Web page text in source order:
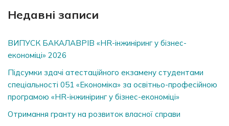
Недавні записи
ВИПУСК БАКАЛАВРІВ «HR-інжиніринг у бізнес-
економіці» 2026
Підсумки здачі атестаційного екзамену студентами
спеціальності 051 «Економіка» за освітньо-професійною
програмою «HR-інжиніринг у бізнес-економіці»
Отримання гранту на розвиток власної справи